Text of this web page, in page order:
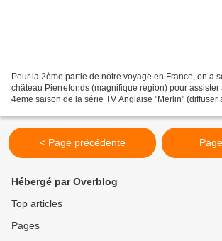
Pour la 2ème partie de notre voyage en France, on a
château Pierrefonds (magnifique région) pour
4eme saison de la série TV Anglaise "Merlin" (diffuser
< Page précédente
Hébergé par Overblog
Top articles
Pages